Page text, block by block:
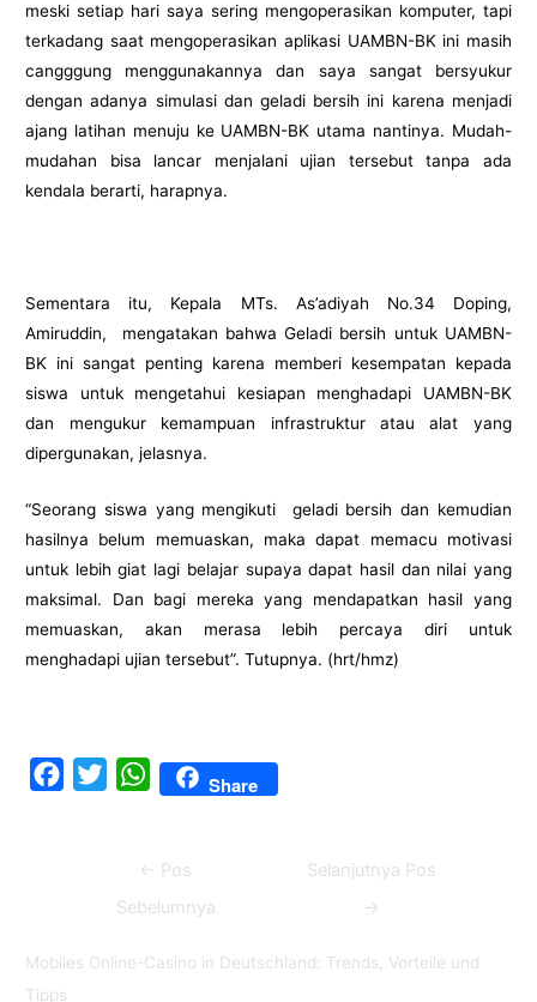
meski setiap hari saya sering mengoperasikan komputer, tapi
terkadang saat mengoperasikan aplikasi UAMBN-BK ini masih
cangggung menggunakannya dan saya sangat bersyukur
dengan adanya simulasi dan geladi bersih ini karena menjadi
ajang latihan menuju ke UAMBN-BK utama nantinya. Mudah-
mudahan bisa lancar menjalani ujian tersebut tanpa ada
kendala berarti, harapnya.
Sementara itu, Kepala MTs. As’adiyah No.34 Doping,
Amiruddin, mengatakan bahwa Geladi bersih untuk UAMBN-
BK ini sangat penting karena memberi kesempatan kepada
siswa untuk mengetahui kesiapan menghadapi UAMBN-BK
dan mengukur kemampuan infrastruktur atau alat yang
dipergunakan, jelasnya.
“Seorang siswa yang mengikuti geladi bersih dan kemudian
hasilnya belum memuaskan, maka dapat memacu motivasi
untuk lebih giat lagi belajar supaya dapat hasil dan nilai yang
maksimal. Dan bagi mereka yang mendapatkan hasil yang
memuaskan, akan merasa lebih percaya diri untuk
menghadapi ujian tersebut”. Tutupnya. (hrt/hmz)
o
r
W
t
s
p
Share
Navigasi
← Pos
Sebelumnya
Selanjutnya Pos
→
Mobiles Online-Casino in Deutschland: Trends, Vorteile und
Tipps